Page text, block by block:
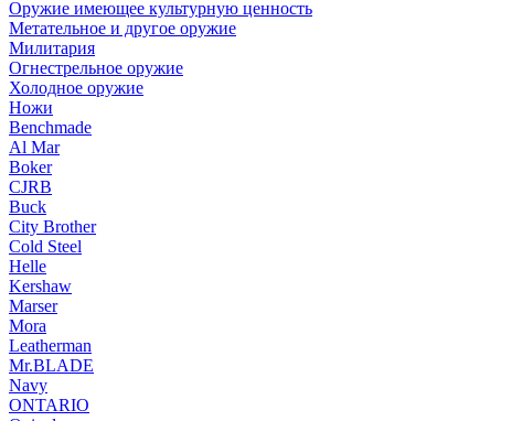
Оружие имеющее культурную ценность
Метательное и другое оружие
Милитария
Огнестрельное оружие
Холодное оружие
Ножи
Benchmade
Al Mar
Boker
CJRB
Buck
City Brother
Cold Steel
Helle
Kershaw
Marser
Mora
Leatherman
Mr.BLADE
Navy
ONTARIO